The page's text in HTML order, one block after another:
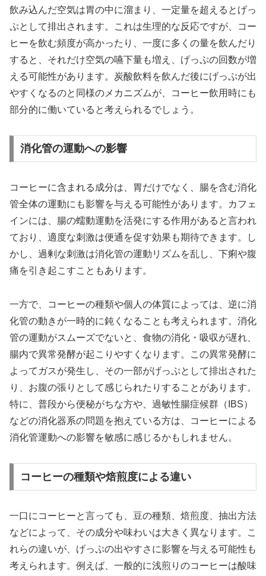
飲み込んだ空気は胃の中に溜まり、一定量を超えるとげっ
ぷとして排出されます。これは生理的な反応ですが、コー
ヒーを飲む頻度が高かったり、一度に多くの量を飲んだり
すると、それだけ空気の嚥下量も増え、げっぷの回数が増
える可能性があります。炭酸飲料を飲んだ後にげっぷが出
やすくなるのと同様のメカニズムが、コーヒー飲用時にも
部分的に働いていると考えられるでしょう。
消化管の運動への影響
コーヒーに含まれる成分は、胃だけでなく、腸を含む消化
管全体の運動にも影響を与える可能性があります。カフェ
インには、腸の蠕動運動を活発にする作用があると言われ
ており、適度な刺激は便通を促す効果も期待できます。し
かし、過剰な刺激は消化管の運動リズムを乱し、下痢や腹
痛を引き起こすこともあります。
一方で、コーヒーの種類や個人の体質によっては、逆に消
化管の動きが一時的に鈍くなることも考えられます。消化
管の運動がスムーズでないと、食物の消化・吸収が遅れ、
腸内で異常発酵が起こりやすくなります。この異常発酵に
よってガスが発生し、その一部がげっぷとして排出された
り、お腹の張りとして感じられたりすることがあります。
特に、普段から便秘がちな方や、過敏性腸症候群（IBS）
などの消化器系の問題を抱えている方は、コーヒーによる
消化管運動への影響を敏感に感じるかもしれません。
コーヒーの種類や焙煎度による違い
一口にコーヒーと言っても、豆の種類、焙煎度、抽出方法
などによって、その成分や味わいは大きく異なります。こ
れらの違いが、げっぷの出やすさに影響を与える可能性も
考えられます。例えば、一般的に浅煎りのコーヒーは酸味